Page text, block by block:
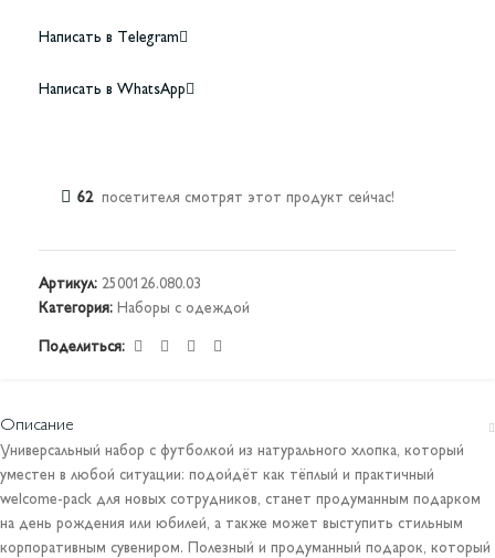
Написать в Telegram
Написать в WhatsApp
62 посетителя смотрят этот продукт сейчас!
Артикул: 2500126.080.03
Категория: Наборы с одеждой
Поделиться:
Описание
Универсальный набор с футболкой из натурального хлопка, который
уместен в любой ситуации: подойдёт как тёплый и практичный
welcome-pack для новых сотрудников, станет продуманным подарком
на день рождения или юбилей, а также может выступить стильным
корпоративным сувениром. Полезный и продуманный подарок, который